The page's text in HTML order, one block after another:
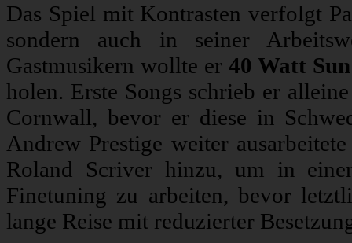
Das Spiel mit Kontrasten verfolgt
sondern auch in seiner
Gastmusikern wollte er 40 Watt Sun
holen. Erste Songs schrieb er
Cornwall, bevor er diese in
Andrew Prestige weiter
Roland Scriver hinzu, um in
Finetuning zu arbeiten, bevor
lange Reise mit reduzierter